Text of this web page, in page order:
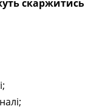
скаржитись